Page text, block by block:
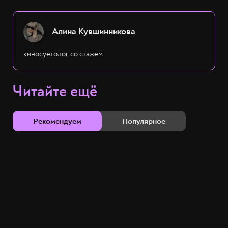
Алина Кувшинникова
киносуетолог со стажем
Читайте ещё
Рекомендуем Популярное